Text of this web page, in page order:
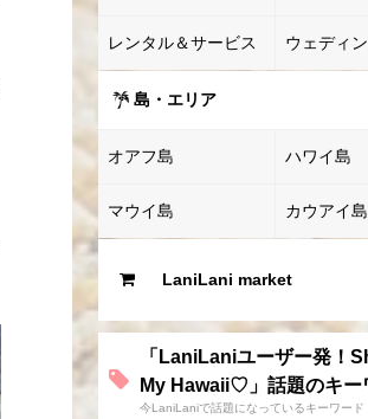
レンタル＆サービス ウェディ
島・エリア
オアフ島 ハワイ島
マウイ島 カウアイ島
LaniLani market
「LaniLaniユーザー発！
My Hawaii♡」話題のキー
今LaniLaniで話題になっているキーワード